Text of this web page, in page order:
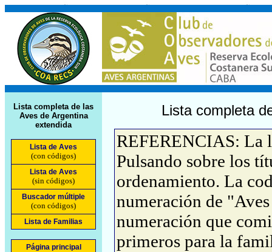
Lista completa de las
Aves de Argentina
extendida
Lista de Aves
(con códigos)
Lista de Aves
(sin códigos)
Buscador múltiple
(con códigos)
Lista de Familias
Página principal
Lista completa
REFERENCIAS: La
Pulsando sobre los
ordenamiento. La
numeración de
numeración que
primeros para la